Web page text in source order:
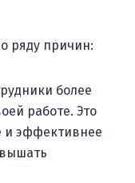
ряду причин:
более
работе. Это
и эффективнее